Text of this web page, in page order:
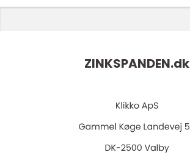
ZINKSPANDEN.dk